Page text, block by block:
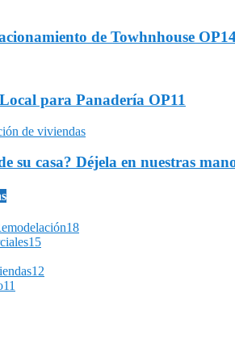
de Towhnhouse
para Panadería OP11
su casa? Déjela en nuestras
18
15
12
11